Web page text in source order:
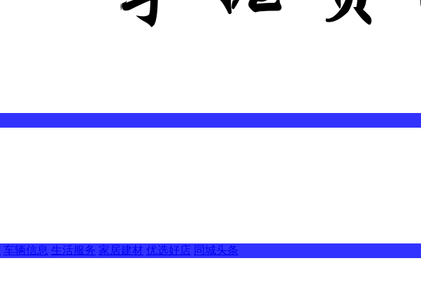
车辆信息 生活服务 家居建材 优选好店 同城头条